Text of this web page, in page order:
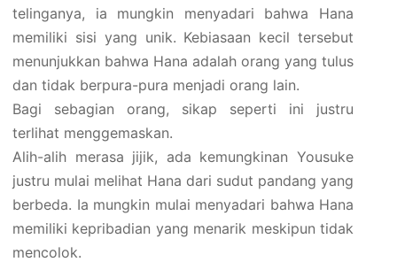
telinganya, ia mungkin menyadari bahwa Hana
memiliki sisi yang unik. Kebiasaan kecil tersebut
menunjukkan bahwa Hana adalah orang yang tulus
dan tidak berpura-pura menjadi orang lain.
Bagi sebagian orang, sikap seperti ini justru
terlihat menggemaskan.
Alih-alih merasa jijik, ada kemungkinan Yousuke
justru mulai melihat Hana dari sudut pandang yang
berbeda. Ia mungkin mulai menyadari bahwa Hana
memiliki kepribadian yang menarik meskipun tidak
mencolok.